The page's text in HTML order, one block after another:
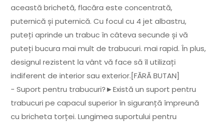
această brichetă, flacăra este concentrată,
puternică și puternică. Cu focul cu 4 jet albastru,
puteți aprinde un trabuc în câteva secunde și vă
puteți bucura mai mult de trabucuri. mai rapid. În plus,
designul rezistent la vânt vă face să îl utilizați
indiferent de interior sau exterior.[FĂRĂ BUTAN]
- Suport pentru trabucuri?►Există un suport pentru
trabucuri pe capacul superior în siguranță împreună
cu bricheta torței. Lungimea suportului pentru